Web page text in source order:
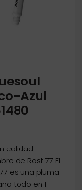
Azul
calidad
de Rost 77 El
es una pluma
todo en 1.